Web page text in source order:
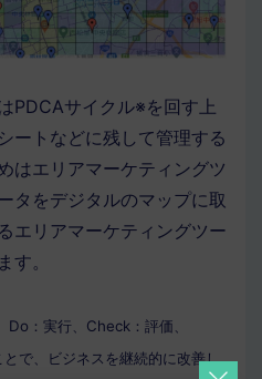
PDCAサイクル※を回す上
ートなどに残して管理する
はエリアマーケティングツ
タをデジタルのマップに取
エリアマーケティングツー
す。
：実行、Check：評価、
で、ビジネスを継続的に改善し